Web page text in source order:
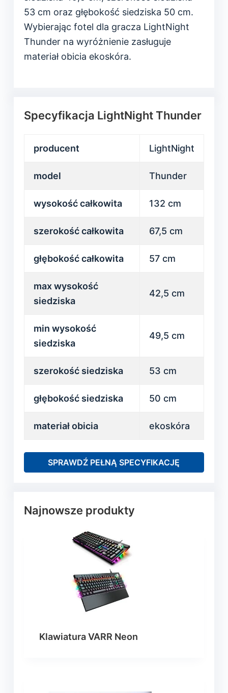
53 cm oraz głębokość siedziska 50 cm.
Wybierając fotel dla gracza LightNight
Thunder na wyróżnienie zasługuje
materiał obicia ekoskóra.
Specyfikacja LightNight Thunder
producent LightNight
model Thunder
wysokość całkowita 132 cm
szerokość całkowita 67,5 cm
głębokość całkowita 57 cm
max wysokość
siedziska
42,5 cm
min wysokość
siedziska
49,5 cm
szerokość siedziska 53 cm
głębokość siedziska 50 cm
materiał obicia ekoskóra
SPRAWDŹ PEŁNĄ SPECYFIKACJĘ
Najnowsze produkty
Klawiatura VARR Neon